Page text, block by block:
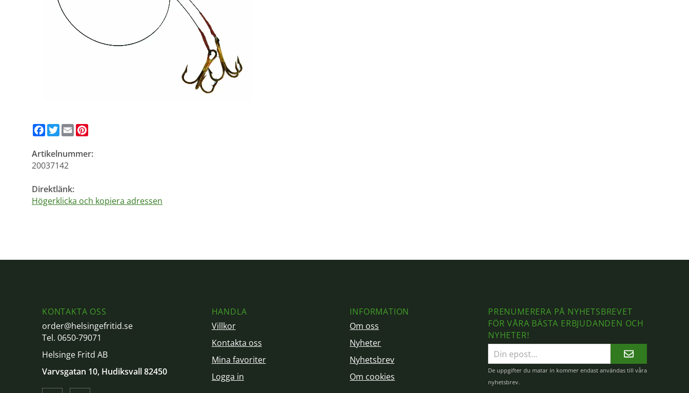
Facebook
Twitter
Email
Artikelnummer:
20037142
Direktlänk:
Högerklicka och kopiera adressen
KONTAKTA OSS
order@helsingefritid.se
Tel. 0650-79071
Helsinge Fritd AB
Varvsgatan 10, Hudiksvall 82450
HANDLA
Villkor
Kontakta oss
Mina favoriter
Logga in
INFORMATION
Om oss
Nyheter
Nyhetsbrev
Om cookies
PRENUMERERA PÅ NYHETSBREVET
FÖR VÅRA BÄSTA ERBJUDANDEN OCH
NYHETER!
E-
postadress
De uppgifter du matar in kommer endast användas till våra
nyhetsbrev.